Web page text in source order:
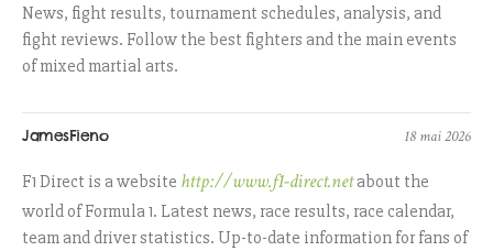
News, fight results, tournament schedules, analysis, and
fight reviews. Follow the best fighters and the main events
of mixed martial arts.
JamesFieno 18 mai 2026
F1 Direct is a website http://www.f1-direct.netabout the
world of Formula 1. Latest news, race results, race calendar,
team and driver statistics. Up-to-date information for fans of